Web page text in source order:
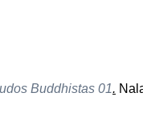
Buddhistas 01.